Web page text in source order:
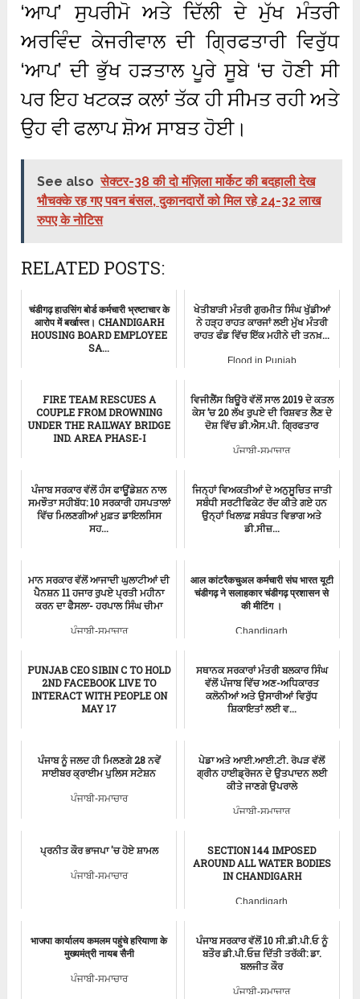
‘ਆਪ’ ਸੁਪਰੀਮੋ ਅਤੇ ਦਿੱਲੀ ਦੇ ਮੁੱਖ ਮੰਤਰੀ
ਅਰਵਿੰਦ ਕੇਜਰੀਵਾਲ ਦੀ ਗ੍ਰਿਫਤਾਰੀ ਵਿਰੁੱਧ
‘ਆਪ’ ਦੀ ਭੁੱਖ ਹੜਤਾਲ ਪੂਰੇ ਸੂਬੇ ‘ਚ ਹੋਣੀ ਸੀ
ਪਰ ਇਹ ਖਟਕੜ ਕਲਾਂ ਤੱਕ ਹੀ ਸੀਮਤ ਰਹੀ ਅਤੇ
ਉਹ ਵੀ ਫਲਾਪ ਸ਼ੋਅ ਸਾਬਤ ਹੋਈ।
See also सेक्टर-38 की दो मंज़िला मार्केट की बदहाली देख
भौचक्के रह गए पवन बंसल, दुकानदारों को मिल रहे 24-32 लाख
रुपए के नोटिस
RELATED POSTS:
चंडीगढ़ हाउसिंग बोर्ड कर्मचारी भ्रष्टाचार के
आरोप में बर्खास्त। CHANDIGARH
HOUSING BOARD EMPLOYEE
SA...
ਖੇਤੀਬਾੜੀ ਮੰਤਰੀ ਗੁਰਮੀਤ ਸਿੰਘ ਖੁੱਡੀਆਂ
ਨੇ ਹੜ੍ਹ ਰਾਹਤ ਕਾਰਜਾਂ ਲਈ ਮੁੱਖ ਮੰਤਰੀ
ਰਾਹਤ ਫੰਡ ਵਿੱਚ ਇੱਕ ਮਹੀਨੇ ਦੀ ਤਨਖ਼...
Flood in Punjab
FIRE TEAM RESCUES A
COUPLE FROM DROWNING
UNDER THE RAILWAY BRIDGE
IND. AREA PHASE-I
ਵਿਜੀਲੈਂਸ ਬਿਊਰੋ ਵੱਲੋਂ ਸਾਲ 2019 ਦੇ ਕਤਲ
ਕੇਸ ’ਚ 20 ਲੱਖ ਰੁਪਏ ਦੀ ਰਿਸ਼ਵਤ ਲੈਣ ਦੇ
ਦੋਸ਼ ਵਿੱਚ ਡੀ.ਐਸ.ਪੀ. ਗ੍ਰਿਫਤਾਰ
ਪੰਜਾਬੀ-ਸਮਾਚਾਰ
ਪੰਜਾਬ ਸਰਕਾਰ ਵੱਲੋਂ ਹੰਸ ਫਾਊਂਡੇਸ਼ਨ ਨਾਲ
ਸਮਝੌਤਾ ਸਹੀਬੱਧ: 10 ਸਰਕਾਰੀ ਹਸਪਤਾਲਾਂ
ਵਿੱਚ ਮਿਲਣਗੀਆਂ ਮੁਫ਼ਤ ਡਾਇਲਸਿਸ
ਸਹ...
ਜਿਨ੍ਹਾਂ ਵਿਅਕਤੀਆਂ ਦੇ ਅਨੁਸੂਚਿਤ ਜਾਤੀ
ਸਬੰਧੀ ਸਰਟੀਫਿਕੇਟ ਰੱਦ ਕੀਤੇ ਗਏ ਹਨ
ਉਨ੍ਹਾਂ ਖਿਲਾਫ਼ ਸਬੰਧਤ ਵਿਭਾਗ ਅਤੇ
ਡੀ.ਸੀਜ਼...
ਮਾਨ ਸਰਕਾਰ ਵੱਲੋਂ ਆਜਾਦੀ ਘੁਲਾਟੀਆਂ ਦੀ
ਪੈਨਸ਼ਨ 11 ਹਜਾਰ ਰੁਪਏ ਪ੍ਰਤੀ ਮਹੀਨਾ
ਕਰਨ ਦਾ ਫੈਸਲਾ- ਹਰਪਾਲ ਸਿੰਘ ਚੀਮਾ
ਪੰਜਾਬੀ-ਸਮਾਚਾਰ
आल कांटरैकचुअल कर्मचारी संघ भारत यूटी
चंडीगढ़ ने सलाहकार चंडीगढ़ प्रशासन से
की मीटिंग ।
Chandigarh
PUNJAB CEO SIBIN C TO HOLD
2ND FACEBOOK LIVE TO
INTERACT WITH PEOPLE ON
MAY 17
ਸਥਾਨਕ ਸਰਕਾਰਾਂ ਮੰਤਰੀ ਬਲਕਾਰ ਸਿੰਘ
ਵੱਲੋਂ ਪੰਜਾਬ ਵਿੱਚ ਅਣ-ਅਧਿਕਾਰਤ
ਕਲੋਨੀਆਂ ਅਤੇ ਉਸਾਰੀਆਂ ਵਿਰੁੱਧ
ਸ਼ਿਕਾਇਤਾਂ ਲਈ ਵ...
ਪੰਜਾਬ ਨੂੰ ਜਲਦ ਹੀ ਮਿਲਣਗੇ 28 ਨਵੇਂ
ਸਾਈਬਰ ਕ੍ਰਾਈਮ ਪੁਲਿਸ ਸਟੇਸ਼ਨ
ਪੰਜਾਬੀ-ਸਮਾਚਾਰ
ਪੇਡਾ ਅਤੇ ਆਈ.ਆਈ.ਟੀ. ਰੋਪੜ ਵੱਲੋਂ
ਗ੍ਰੀਨ ਹਾਈਡ੍ਰੋਜਨ ਦੇ ਉਤਪਾਦਨ ਲਈ
ਕੀਤੇ ਜਾਣਗੇ ਉਪਰਾਲੇ
ਪੰਜਾਬੀ-ਸਮਾਚਾਰ
ਪ੍ਰਨੀਤ ਕੌਰ ਭਾਜਪਾ 'ਚ ਹੋਏ ਸ਼ਾਮਲ
ਪੰਜਾਬੀ-ਸਮਾਚਾਰ
SECTION 144 IMPOSED
AROUND ALL WATER BODIES
IN CHANDIGARH
Chandigarh
भाजपा कार्यालय कमलम पहुंचे हरियाणा के
मुख्यमंत्री नायब सैनी
ਪੰਜਾਬੀ-ਸਮਾਚਾਰ
ਪੰਜਾਬ ਸਰਕਾਰ ਵੱਲੋਂ 10 ਸੀ.ਡੀ.ਪੀ.ਓ ਨੂੰ
ਬਤੌਰ ਡੀ.ਪੀ.ਓਜ਼ ਦਿੱਤੀ ਤਰੱਕੀ: ਡਾ.
ਬਲਜੀਤ ਕੌਰ
ਪੰਜਾਬੀ-ਸਮਾਚਾਰ